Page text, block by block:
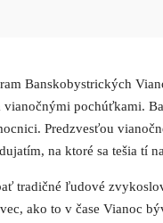
Banskobystrických
pochúťkami.
Predzvesťou
na ktoré sa tešia tí
tradičné ľudové
ako to v čase Vianoc